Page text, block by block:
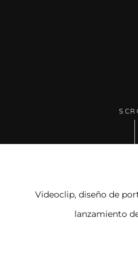
Videoclip, diseño de
lanzamiento